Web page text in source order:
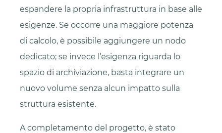
espandere la propria infrastruttura in base alle
esigenze. Se occorre una maggiore potenza
di calcolo, è possibile aggiungere un nodo
dedicato; se invece l’esigenza riguarda lo
spazio di archiviazione, basta integrare un
nuovo volume senza alcun impatto sulla
struttura esistente.
A completamento del progetto, è stato